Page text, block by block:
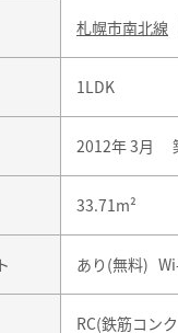
札幌市南北線
1LDK
2012年 3月
33.71m²
あり(無料)
RC(鉄筋コン